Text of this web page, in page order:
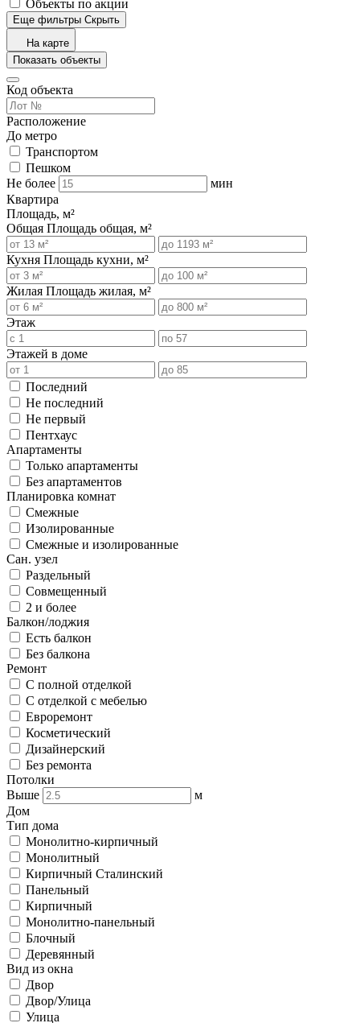
Объекты по акции
Еще фильтры Скрыть
На карте
Показать объекты
Код объекта
Расположение
До метро
Транспортом
Пешком
Не более
мин
Квартира
Площадь, м²
Общая Площадь общая, м²
Кухня Площадь кухни, м²
Жилая Площадь жилая, м²
Этаж
Этажей в доме
Последний
Не последний
Не первый
Пентхаус
Апартаменты
Только апартаменты
Без апартаментов
Планировка комнат
Смежные
Изолированные
Смежные и изолированные
Сан. узел
Раздельный
Совмещенный
2 и более
Балкон/лоджия
Есть балкон
Без балкона
Ремонт
С полной отделкой
С отделкой с мебелью
Евроремонт
Косметический
Дизайнерский
Без ремонта
Потолки
Выше
м
Дом
Тип дома
Монолитно-кирпичный
Монолитный
Кирпичный Сталинский
Панельный
Кирпичный
Монолитно-панельный
Блочный
Деревянный
Вид из окна
Двор
Двор/Улица
Улица